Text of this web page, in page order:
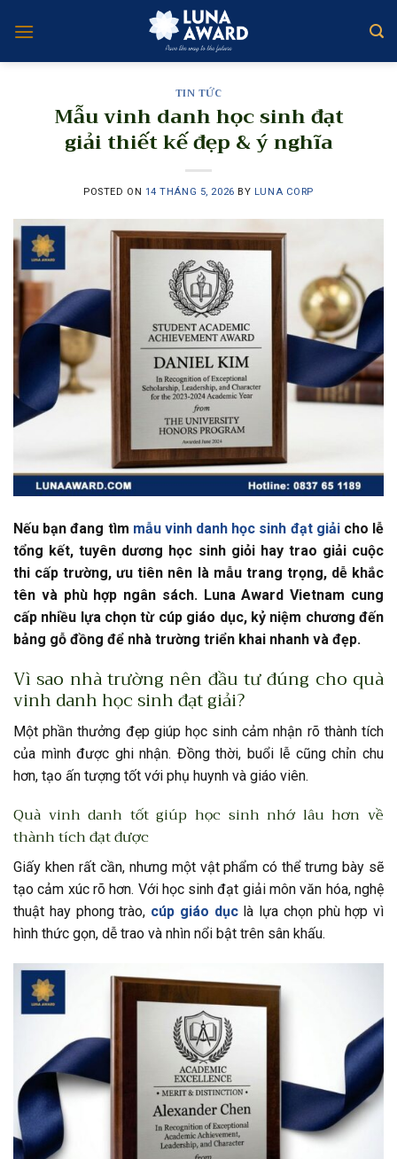
TIN TỨC
Mẫu vinh danh học sinh đạt
giải thiết kế đẹp & ý nghĩa
POSTED ON 14 THÁNG 5, 2026 BY LUNA CORP
Nếu bạn đang tìm mẫu vinh danh học sinh đạt giảicho lễ
tổng kết, tuyên dương học sinh giỏi hay trao giải cuộc
thi cấp trường, ưu tiên nên là mẫu trang trọng, dễ khắc
tên và phù hợp ngân sách. Luna Award Vietnam cung
cấp nhiều lựa chọn từ cúp giáo dục, kỷ niệm chương đến
bảng gỗ đồng để nhà trường triển khai nhanh và đẹp.
Vì sao nhà trường nên đầu tư đúng cho quà
vinh danh học sinh đạt giải?
Một phần thưởng đẹp giúp học sinh cảm nhận rõ thành tích
của mình được ghi nhận. Đồng thời, buổi lễ cũng chỉn chu
hơn, tạo ấn tượng tốt với phụ huynh và giáo viên.
Quà vinh danh tốt giúp học sinh nhớ lâu hơn về
thành tích đạt được
Giấy khen rất cần, nhưng một vật phẩm có thể trưng bày sẽ
tạo cảm xúc rõ hơn. Với học sinh đạt giải môn văn hóa, nghệ
thuật hay phong trào, cúp giáo dụclà lựa chọn phù hợp vì
hình thức gọn, dễ trao và nhìn nổi bật trên sân khấu.